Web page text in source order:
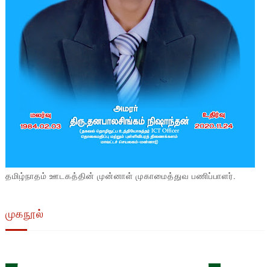
தமிழ்நாதம் ஊடகத்தின் முன்னாள் முகாமைத்துவ பணிப்பாளர்.
முகநூல்